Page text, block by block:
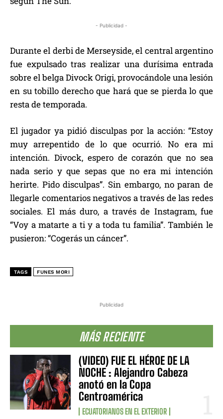
Publicidad
MÁS RECIENTE
(VIDEO) FUE EL HÉROE DE LA
NOCHE : Alejandro Cabeza
anotó en la Copa
Centroamérica
ECUATORIANOS EN EL EXTERIOR
- Publicidad -
Durante el derbi de Merseyside, el central argentino
fue expulsado tras realizar una durísima entrada
sobre el belga Divock Origi, provocándole una lesión
en su tobillo derecho que hará que se pierda lo que
resta de temporada.
El jugador ya pidió disculpas por la acción: “Estoy
muy arrepentido de lo que ocurrió. No era mi
intención. Divock, espero de corazón que no sea
nada serio y que sepas que no era mi intención
herirte. Pido disculpas”. Sin embargo, no paran de
llegarle comentarios negativos a través de las redes
sociales. El más duro, a través de Instagram, fue
“Voy a matarte a ti y a toda tu familia”. También le
pusieron: “Cogerás un cáncer”.
TAGS FUNES MORI